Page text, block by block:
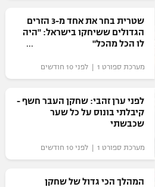
שטרית בחר את אחד מ-3 הזרים
הגדולים ששיחקו בישראל: "היה
לו הכל מהכל"
מערכת ספורט 1 | לפני 10 חודשים
לפני ערן זהבי: שחקן העבר חשף -
קיבלתי בונוס על כל שער
שכבשתי
מערכת ספורט 1 | לפני 10 חודשים
המהלך הכי גדול של שחקן